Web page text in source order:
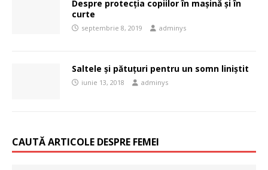
Despre protecția copiilor în mașină și în
curte
septembrie 8, 2019 adminys
Saltele și pătuţuri pentru un somn liniştit
iunie 13, 2018 adminys
CAUTĂ ARTICOLE DESPRE FEMEI